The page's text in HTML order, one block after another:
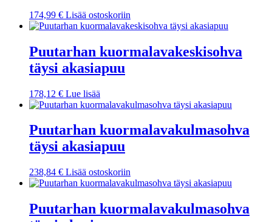
174,99 € Lisää ostoskoriin
Puutarhan kuormalavakeskisohva
täysi akasiapuu
178,12 € Lue lisää
Puutarhan kuormalavakulmasohva
täysi akasiapuu
238,84 € Lisää ostoskoriin
Puutarhan kuormalavakulmasohva